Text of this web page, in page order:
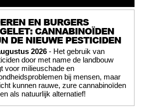
EN BURGERS
CANNABINOÏDEN
DE NIEUWE PESTICIDEN
2026 - Het gebruik van
door met name de landbouw
voor milieuschade en
bij mensen, maar
kunnen rauwe, zure cannabinoïden
als natuurlijk alternatief!